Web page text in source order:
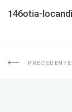
146otia-
PRECEDENTE